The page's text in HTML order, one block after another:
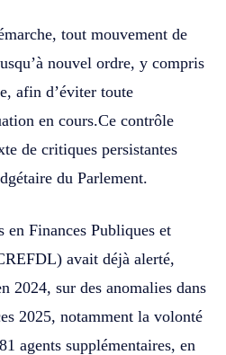
tout mouvement de
nouvel ordre, y compris
afin d’éviter toute
en cours.Ce contrôle
de critiques persistantes
du Parlement.
en Finances Publiques et
avait déjà alerté,
2024, sur des anomalies dans
2025, notamment la volonté
agents supplémentaires, en